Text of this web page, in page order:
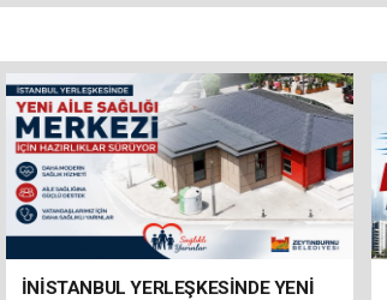
İNİSTANBUL YERLEŞKESİNDE YENİ